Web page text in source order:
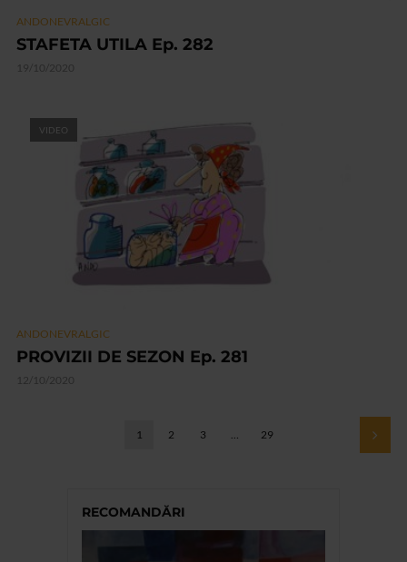
ANDONEVRALGIC
STAFETA UTILA Ep. 282
19/10/2020
VIDEO
ANDONEVRALGIC
PROVIZII DE SEZON Ep. 281
12/10/2020
1 2 3 … 29
RECOMANDĂRI